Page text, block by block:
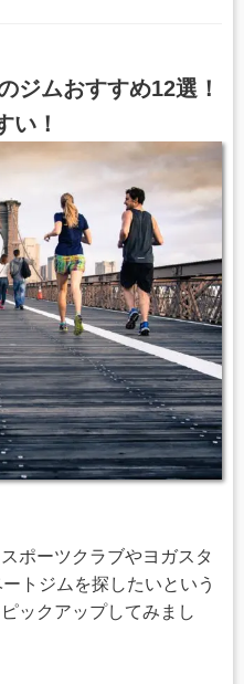
ジムおすすめ12選！
い！
ポーツクラブやヨガスタ
トジムを探したいという
ックアップしてみまし